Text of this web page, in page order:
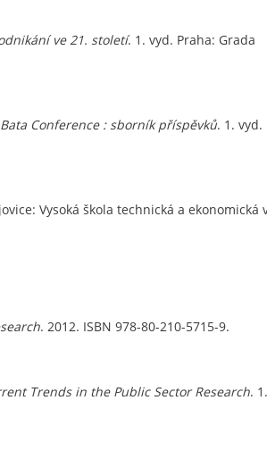
ve 21. století. 1. vyd. Praha: Grada
Conference : sborník příspěvků. 1. vyd.
Vysoká škola technická a ekonomická
. 2012. ISBN 978-80-210-5715-9.
Trends in the Public Sector Research. 1.